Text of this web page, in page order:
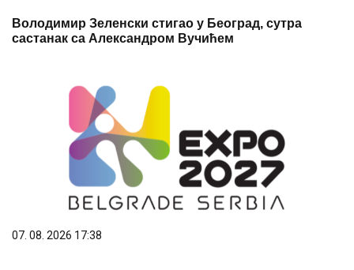
Володимир Зеленски стигао у Београд, сутра
састанак са Александром Вучићем
07. 08. 2026 17:38